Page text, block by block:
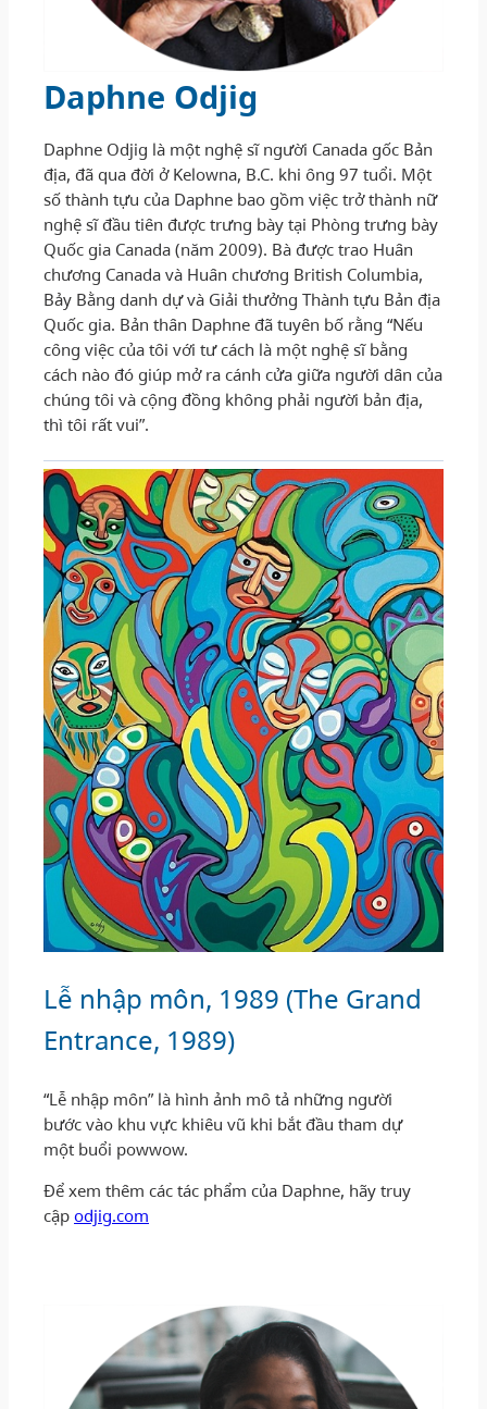
Daphne Odjig
Daphne Odjig là một nghệ sĩ người Canada gốc Bản
địa, đã qua đời ở Kelowna, B.C. khi ông 97 tuổi. Một
số thành tựu của Daphne bao gồm việc trở thành nữ
nghệ sĩ đầu tiên được trưng bày tại Phòng trưng bày
Quốc gia Canada (năm 2009). Bà được trao Huân
chương Canada và Huân chương British Columbia,
Bảy Bằng danh dự và Giải thưởng Thành tựu Bản địa
Quốc gia. Bản thân Daphne đã tuyên bố rằng “Nếu
công việc của tôi với tư cách là một nghệ sĩ bằng
cách nào đó giúp mở ra cánh cửa giữa người dân của
chúng tôi và cộng đồng không phải người bản địa,
thì tôi rất vui”.
Lễ nhập môn, 1989 (The Grand
Entrance, 1989)
“Lễ nhập môn” là hình ảnh mô tả những người
bước vào khu vực khiêu vũ khi bắt đầu tham dự
một buổi powwow.
Để xem thêm các tác phẩm của Daphne, hãy truy
cập odjig.com